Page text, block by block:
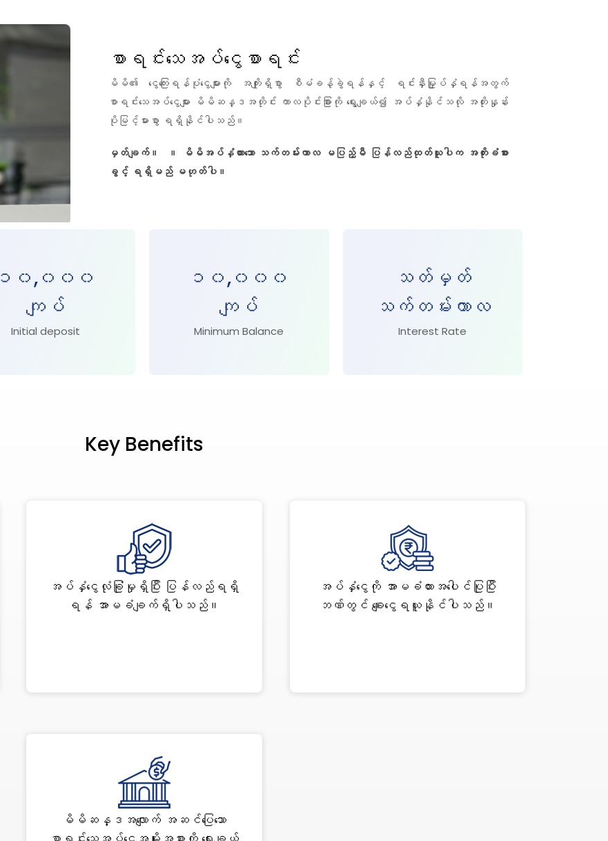
စာရင်းသေအပ်ငွေစာရင်း
မိမိ၏ ငွေကြေးရန်ပုံငွေများကို အကျိုးရှိစွာ စီမံခန့်ခွဲရန်နှင့် ရင်းနှီးမြှုပ်နှံရန်အတွက်
စာရင်းသေအပ်ငွေများ မိမိဆန္ဒအတိုင်း ကာလပိုင်းခြားကို ရွေးချယ်၍ အပ်နှံနိုင်သလို အတိုးနှုန်း
ပိုမြင့်မားစွာ ရရှိနိုင်ပါသည်။
မှတ်ချက်။ ။ မိမိအပ်နှံထားသော သက်တမ်းကာလ မပြည့်မီ ပြန်လည်ထုတ်ယူပါက အတိုးခံစား
ခွင့် ရရှိမည် မဟုတ်ပါ။
၁၀,၀၀၀
ကျပ်
Initial deposit
၁၀,၀၀၀
ကျပ်
Minimum Balance
သတ်မှတ်
သက်တမ်းကာလ
Interest Rate
Key Benefits
အပ်နှံငွေလုံခြုံမှုရှိပြီး ပြန်လည်ရရှိ
ရန် အာမခံချက်ရှိပါသည်။
အပ်နှံငွေကို အာမခံထားအပေါင်ပြုပြီး
ဘဏ်တွင် ချေးငွေရယူနိုင်ပါသည်။
မိမိဆန္ဒအလျောက် အဆင်ပြေသော